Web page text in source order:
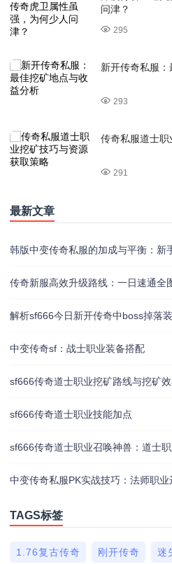
问津？
295
新开传奇私服
293
传奇私服道士
291
最新文章
韩版中变传奇私服的加成与平衡：新
传奇新服高效升级路线：一日速通全
解析sf666今日新开传奇中boss掉落
中变传奇sf：战士职业装备搭配
sf666传奇道士职业挖矿路线与挖矿
sf666传奇道士职业技能加点
sf666传奇道士职业召唤神兽：道士
中变传奇私服PK实战技巧：法师职
TAGS标签
1.76复古传奇 刚开传奇 迷